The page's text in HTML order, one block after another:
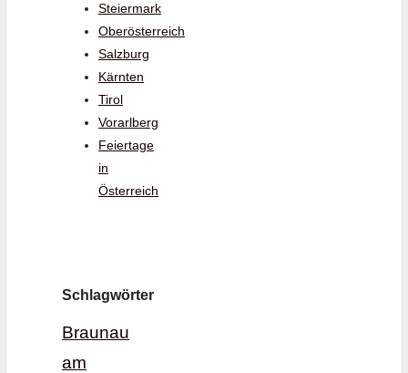
Steiermark
Oberösterreich
Salzburg
Kärnten
Tirol
Vorarlberg
Feiertage
in
Österreich
Schlagwörter
Braunau
am